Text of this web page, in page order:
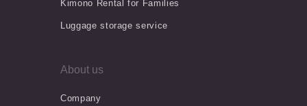
Kimono Rental for Families
Luggage storage service
About us
Company